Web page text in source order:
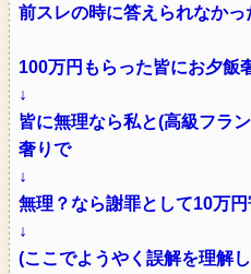
前スレの時に答えられなかっ
100万円もらった皆にお夕飯
↓
皆に無理なら私と(高級フラ
奢りで
↓
無理？なら謝罪として10万
↓
(ここでようやく誤解を理解